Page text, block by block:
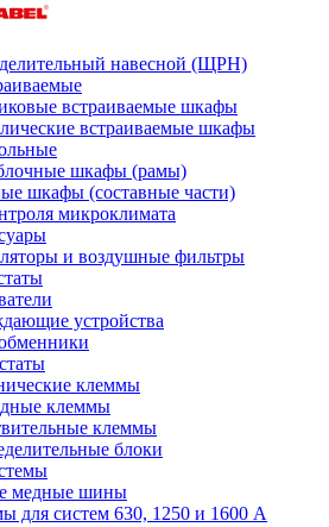
навесной (ЩРН)
встраиваемые шкафы
встраиваемые шкафы
шкафы (рамы)
шкафы (составные части)
микроклимата
и воздушные фильтры
устройства
клеммы
клеммы
клеммы
блоки
медные шины
для систем 630, 1250 и 1600 А